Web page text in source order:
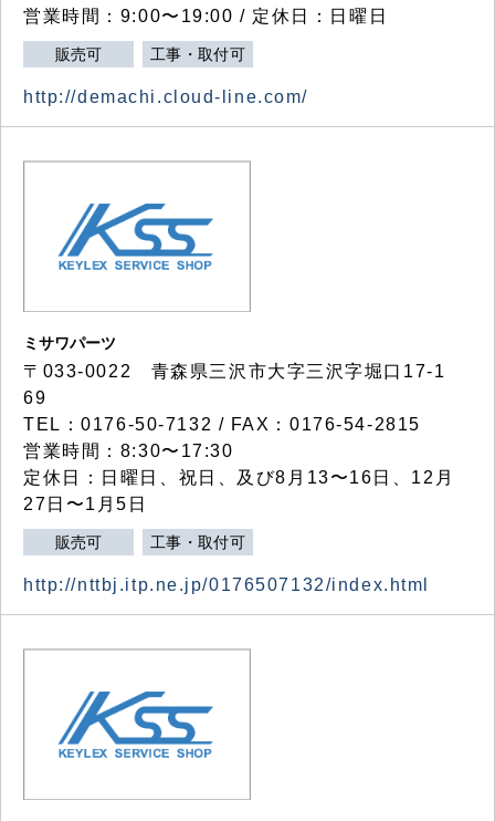
営業時間：9:00〜19:00 / 定休日：日曜日
販売可 工事・取付可
http://demachi.cloud-line.com/
ミサワパーツ
〒033-0022 青森県三沢市大字三沢字堀口17-1
69
TEL：0176-50-7132 / FAX：0176-54-2815
営業時間：8:30〜17:30
定休日：日曜日、祝日、及び8月13〜16日、12月
27日〜1月5日
販売可 工事・取付可
http://nttbj.itp.ne.jp/0176507132/index.html